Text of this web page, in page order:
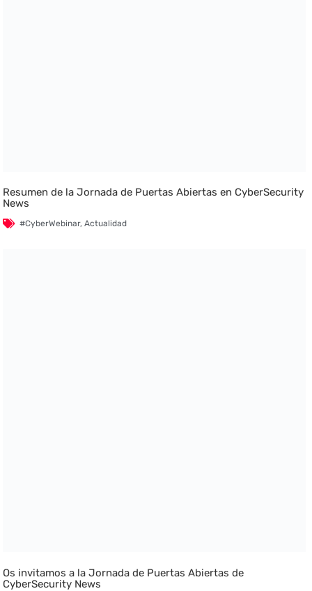
Resumen de la Jornada de Puertas Abiertas en CyberSecurity
News
#CyberWebinar,Actualidad
Os invitamos a la Jornada de Puertas Abiertas de
CyberSecurity News